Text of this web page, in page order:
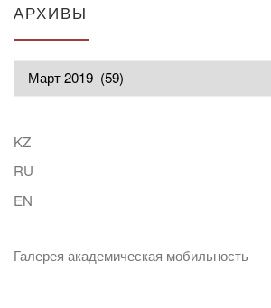
АРХИВЫ
KZ
RU
EN
Галерея академическая мобильность